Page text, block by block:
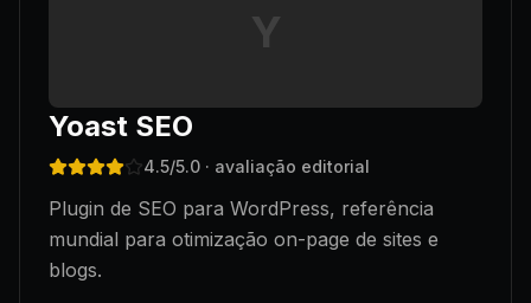
Y
Yoast SEO
4.5/5.0 · avaliação editorial
Plugin de SEO para WordPress, referência
mundial para otimização on-page de sites e
blogs.